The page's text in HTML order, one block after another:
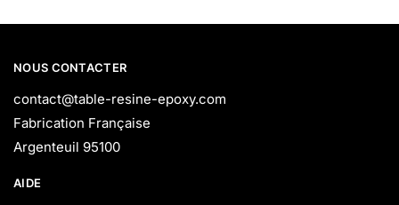
NOUS CONTACTER
contact@table-resine-epoxy.com
Fabrication Française
Argenteuil 95100
AIDE